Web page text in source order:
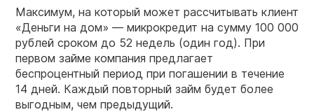
Максимум, на который может рассчитывать клиент
«Деньги на дом» — микрокредит на сумму 100 000
рублей сроком до 52 недель (один год). При
первом займе компания предлагает
беспроцентный период при погашении в течение
14 дней. Каждый повторный займ будет более
выгодным, чем предыдущий.